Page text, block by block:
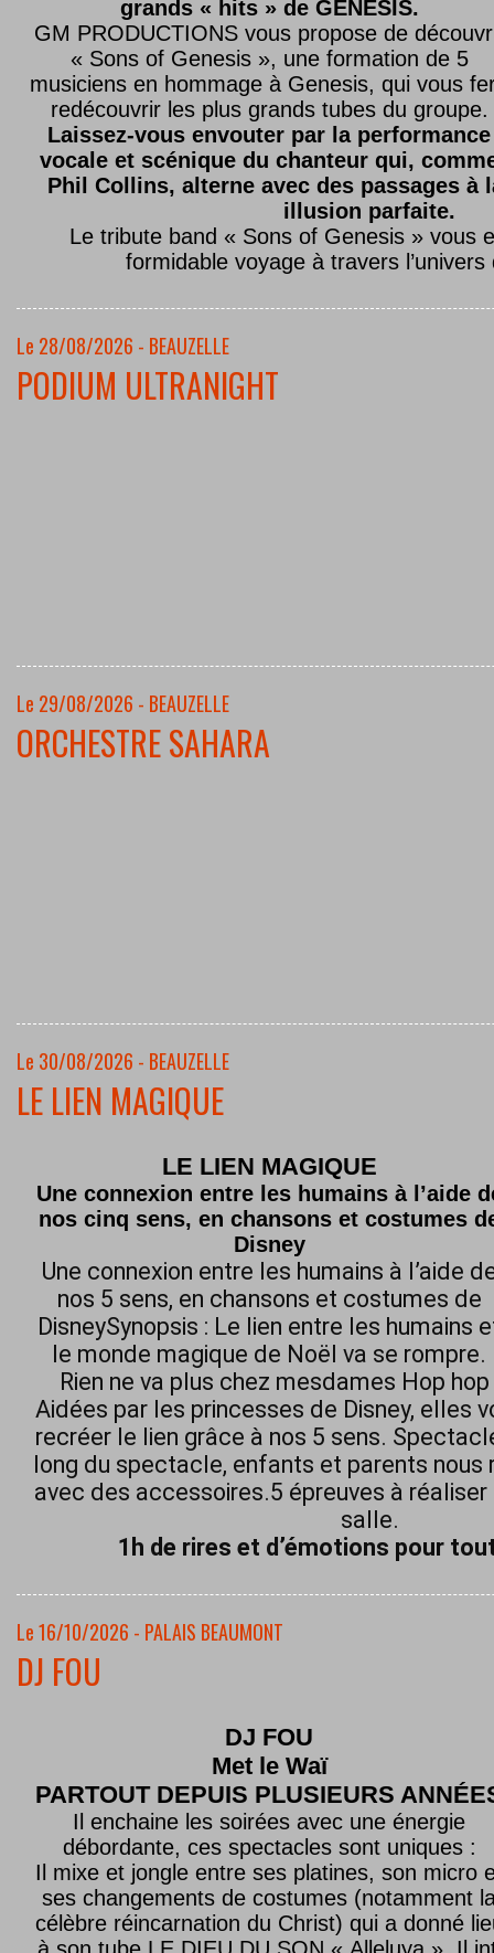
grands « hits » de GENESIS.
GM PRODUCTIONS vous propose de
« Sons of Genesis », une formation de 5
musiciens en hommage à Genesis, qui vous
redécouvrir les plus grands tubes du groupe.
Laissez-vous envouter par la performance
vocale et scénique du chanteur qui,
Phil Collins, alterne avec des passages à
illusion parfaite.
Le tribute band « Sons of Genesis » vous
formidable voyage à travers l’univers
Le 28/08/2026 - BEAUZELLE
PODIUM ULTRANIGHT
Le 29/08/2026 - BEAUZELLE
ORCHESTRE SAHARA
Le 30/08/2026 - BEAUZELLE
LE LIEN MAGIQUE
LE LIEN MAGIQUE
Une connexion entre les humains à l’aide
nos cinq sens, en chansons et costumes
Disney
Une connexion entre les humains à l’aide
nos 5 sens, en chansons et costumes de
DisneySynopsis : Le lien entre les humains
le monde magique de Noël va se rompre.
Rien ne va plus chez mesdames Hop
Aidées par les princesses de Disney, elles
recréer le lien grâce à nos 5 sens.
long du spectacle, enfants et parents nous
avec des accessoires.5 épreuves à
salle.
1h de rires et d’émotions pour
Le 16/10/2026 - PALAIS BEAUMONT
DJ FOU
DJ FOU
Met le Waï
PARTOUT DEPUIS PLUSIEURS
Il enchaine les soirées avec une énergie
débordante, ces spectacles sont uniques :
Il mixe et jongle entre ses platines, son micro
ses changements de costumes (notamment
célèbre réincarnation du Christ) qui a donné